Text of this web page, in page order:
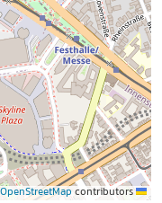
OpenStreetMap contributors